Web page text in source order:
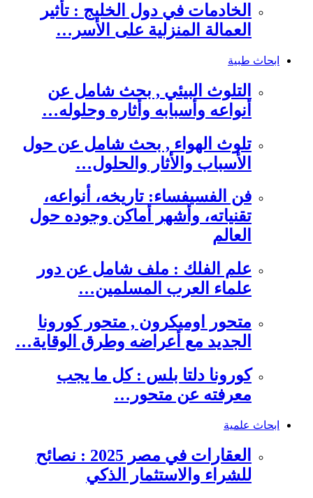
الخادمات في دول الخليج : تأثير
العمالة المنزلية على الأسر…
ابحاث طبية
التلوث البيئي , بحث شامل عن
أنواعه وأسبابه وأثاره وحلوله…
تلوث الهواء , بحث شامل عن حول
الأسباب والأثار والحلول…
فن الفسيفساء: تاريخه، أنواعه،
تقنياته، وأشهر أماكن وجوده حول
العالم
علم الفلك : ملف شامل عن دور
علماء العرب المسلمين…
متحور اوميكرون , متحور كورونا
الجديد مع أعراضه وطرق الوقاية…
كورونا دلتا بلس : كل ما يجب
معرفته عن متحور…
ابحاث علمية
العقارات في مصر 2025 : نصائح
للشراء والاستثمار الذكي